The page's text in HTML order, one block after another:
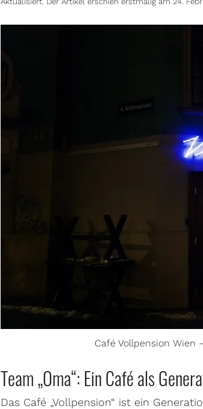
Café Vollpension Wien
Team „Oma“: Ein Café als
Das Café „Vollpension“ ist ein